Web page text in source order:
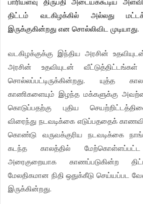
பாரியளவு திருப்தி அடையக்கூடிய
திட்டம்
வடகிழக்கில் அல்லது
இருக்குகின்றது என சொல்லிவிட முடியாது.
வடகிழக்குக்கு இந்திய அரசின்
அரசின்
உதவியுடன் வீட்டுத்திட்டங்கள்
சொல்லப்பட்டிருக்கின்றது. யுத்த
காணிகளையும் இழந்த மக்களுக்கு
கொடுப்பதற்கு
புதிய
விரைந்து நடவடிக்கை எடுப்பததைக்
கொண்டு
வருவக்குரிய நடவடிக்கை
கடந்த காலத்தில் மேற்கொள்ளப்பட்ட
அரைகுறையாக
காணப்படுகின்ற
மேலதிகமான நிதி ஒதுக்கீடு செய்யப்பட
இருக்கின்றது.